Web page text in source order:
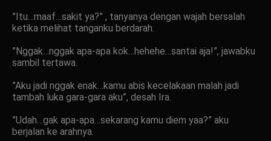
”Itu…maaf…sakit ya?” , tanyanya dengan wajah bersalah
ketika melihat tanganku berdarah.
”Nggak…nggak apa-apa kok…hehehe…santai aja!”, jawabku
sambil tertawa.
”Aku jadi nggak enak…kamu abis kecelakaan malah jadi
tambah luka gara-gara aku”, desah Ira.
”Udah…gak apa-apa…sekarang kamu diem yaa?” aku
berjalan ke arahnya.